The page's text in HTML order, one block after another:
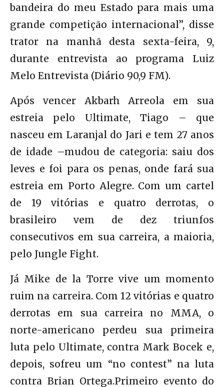
bandeira do meu Estado para mais uma
grande competição internacional”, disse
trator na manhã desta sexta-feira, 9,
durante entrevista ao programa Luiz
Melo Entrevista (Diário 90,9 FM).
Após vencer Akbarh Arreola em sua
estreia pelo Ultimate, Tiago – que
nasceu em Laranjal do Jari e tem 27 anos
de idade –mudou de categoria: saiu dos
leves e foi para os penas, onde fará sua
estreia em Porto Alegre. Com um cartel
de 19 vitórias e quatro derrotas, o
brasileiro vem de dez triunfos
consecutivos em sua carreira, a maioria,
pelo Jungle Fight.
Já Mike de la Torre vive um momento
ruim na carreira. Com 12 vitórias e quatro
derrotas em sua carreira no MMA, o
norte-americano perdeu sua primeira
luta pelo Ultimate, contra Mark Bocek e,
depois, sofreu um “no contest” na luta
contra Brian Ortega.Primeiro evento do